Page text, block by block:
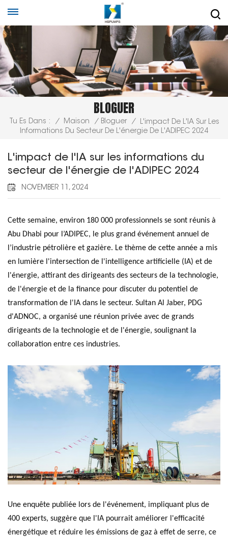
BLOGUER
Tu Es Dans : / Maison / Bloguer /
L'impact De L'IA Sur Les
Informations Du Secteur De L'énergie De L'ADIPEC 2024
L'impact de l'IA sur les informations du
secteur de l'énergie de l'ADIPEC 2024
NOVEMBER 11, 2024
Cette semaine, environ 180 000 professionnels se sont réunis à
Abu Dhabi pour l’ADIPEC, le plus grand événement annuel de
l’industrie pétrolière et gazière. Le thème de cette année a mis
en lumière l'intersection de l'intelligence artificielle (IA) et de
l'énergie, attirant des dirigeants des secteurs de la technologie,
de l'énergie et de la finance pour discuter du potentiel de
transformation de l'IA dans le secteur. Sultan Al Jaber, PDG
d'ADNOC, a organisé une réunion privée avec de grands
dirigeants de la technologie et de l'énergie, soulignant la
collaboration entre ces industries.
Une enquête publiée lors de l'événement, impliquant plus de
400 experts, suggère que l'IA pourrait améliorer l'efficacité
énergétique et réduire les émissions de gaz à effet de serre, ce